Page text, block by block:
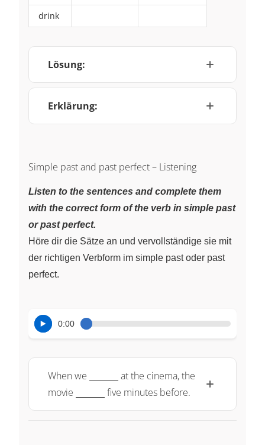
drink
Lösung:
Erklärung:
Simple past and past perfect – Listening
Listen to the sentences and complete them
with the correct form of the verb in simple past
or past perfect.
Höre dir die Sätze an und vervollständige sie mit
der richtigen Verbform im simple past oder past
perfect.
0:00
When we \underline{~\qquad~}
at the cinema, the
movie
\underline{~\qquad~}
five minutes before.